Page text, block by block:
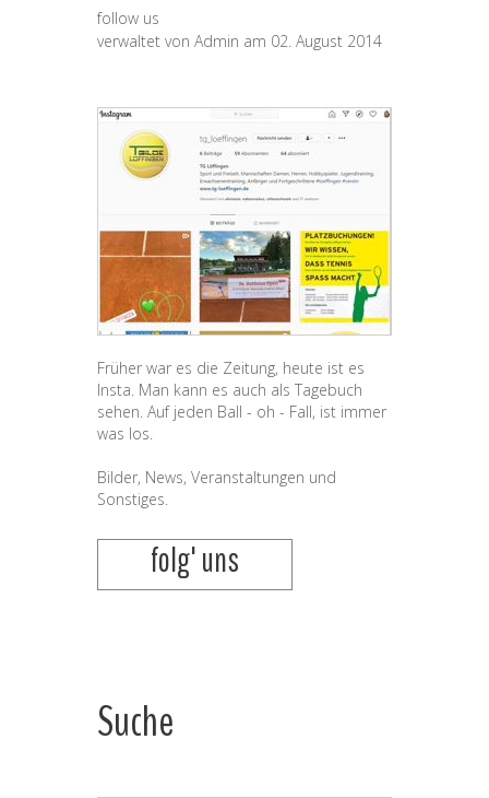
follow us
verwaltet von Admin am 02. August 2014
Früher war es die Zeitung, heute ist es
Insta. Man kann es auch als Tagebuch
sehen. Auf jeden Ball - oh - Fall, ist immer
was los.
Bilder, News, Veranstaltungen und
Sonstiges.
folg' uns
Suche